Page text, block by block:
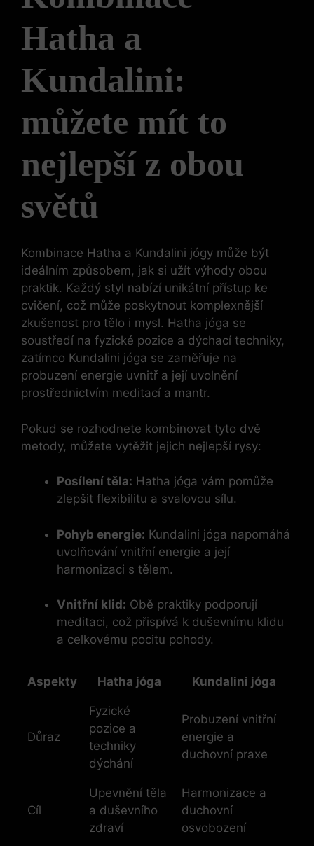
Hatha a
Kundalini:
můžete mít to
nejlepší z obou
světů
Kombinace Hatha a Kundalini jógy může být
ideálním způsobem, jak si užít výhody obou
praktik. Každý styl nabízí unikátní přístup ke
cvičení, což může poskytnout komplexnější
zkušenost pro tělo i mysl. Hatha jóga se
soustředí na fyzické pozice a dýchací techniky,
zatímco Kundalini jóga se zaměřuje na
probuzení energie uvnitř a její uvolnění
prostřednictvím meditací a mantr.
Pokud se rozhodnete kombinovat tyto dvě
metody, můžete vytěžit jejich nejlepší rysy:
Posílení těla: Hatha jóga vám pomůže
zlepšit flexibilitu a svalovou sílu.
Pohyb energie: Kundalini jóga napomáhá
uvolňování vnitřní energie a její
harmonizaci s tělem.
Vnitřní klid: Obě praktiky podporují
meditaci, což přispívá k duševnímu klidu
a celkovému pocitu pohody.
Aspekty Hatha jóga Kundalini jóga
Důraz
Fyzické
pozice a
techniky
dýchání
Probuzení vnitřní
energie a
duchovní praxe
Cíl
Upevnění těla
a duševního
zdraví
Harmonizace a
duchovní
osvobození